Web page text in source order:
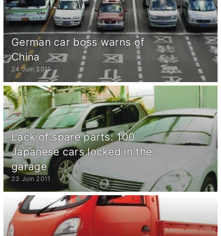
German car boss warns of
China
24 Juin 2011
Lack of spare parts: 100
Japanese cars locked in the
garage
23 Juin 2011